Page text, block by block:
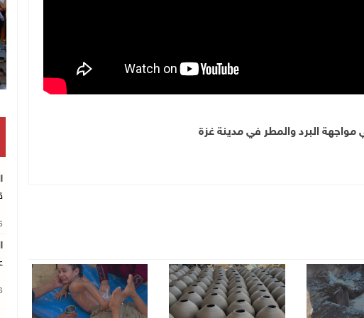
البرد والمطر في مدينة غزة